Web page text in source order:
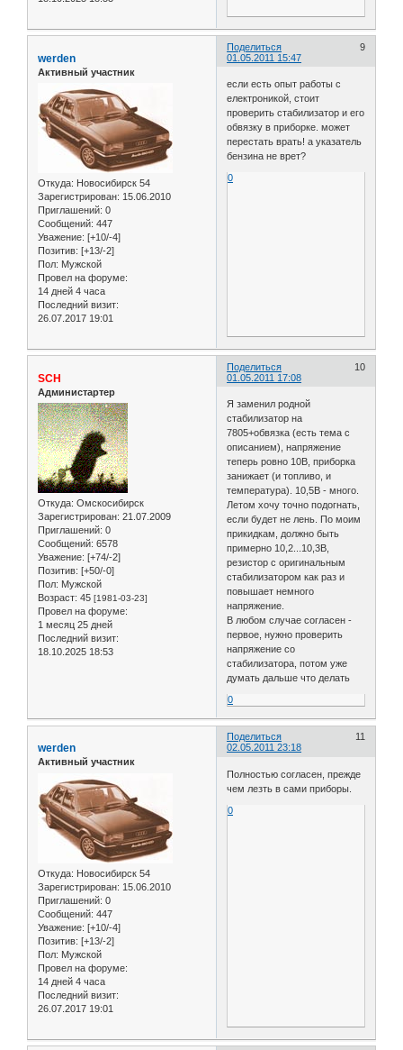
Поделиться
9
01.05.2011 15:47
werden
Активный участник
Откуда: Новосибирск 54
Зарегистрирован: 15.06.2010
Приглашений: 0
Сообщений: 447
Уважение: [+10/-4]
Позитив: [+13/-2]
Пол: Мужской
Провел на форуме:
14 дней 4 часа
Последний визит:
26.07.2017 19:01
если есть опыт работы с
електроникой, стоит
проверить стабилизатор и его
обвязку в приборке. может
перестать врать! а указатель
бензина не врет?
0
Поделиться
10
01.05.2011 17:08
SCH
Администартер
Откуда: Омскосибирск
Зарегистрирован: 21.07.2009
Приглашений: 0
Сообщений: 6578
Уважение: [+74/-2]
Позитив: [+50/-0]
Пол: Мужской
Возраст: 45 [1981-03-23]
Провел на форуме:
1 месяц 25 дней
Последний визит:
18.10.2025 18:53
Я заменил родной
стабилизатор на
7805+обвязка (есть тема с
описанием), напряжение
теперь ровно 10В, приборка
занижает (и топливо, и
температура). 10,5В - много.
Летом хочу точно подогнать,
если будет не лень. По моим
прикидкам, должно быть
примерно 10,2...10,3В,
резистор с оригинальным
стабилизатором как раз и
повышает немного
напряжение.
В любом случае согласен -
первое, нужно проверить
напряжение со
стабилизатора, потом уже
думать дальше что делать
0
Поделиться
11
02.05.2011 23:18
werden
Активный участник
Откуда: Новосибирск 54
Зарегистрирован: 15.06.2010
Приглашений: 0
Сообщений: 447
Уважение: [+10/-4]
Позитив: [+13/-2]
Пол: Мужской
Провел на форуме:
14 дней 4 часа
Последний визит:
26.07.2017 19:01
Полностью согласен, прежде
чем лезть в сами приборы.
0